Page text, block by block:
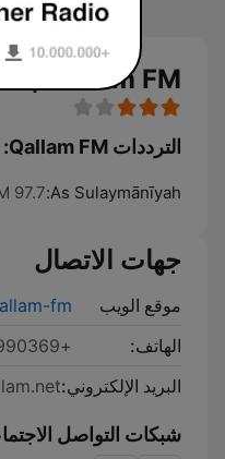
Qallam FM بث حي
الترددات Qallam FM:
As Sulaymānīyah:
97.7 FM
جهات الاتصال
موقع الويب
fm
الهاتف:
+96407701990369
البريد الإلكتروني:
شبكات التواصل